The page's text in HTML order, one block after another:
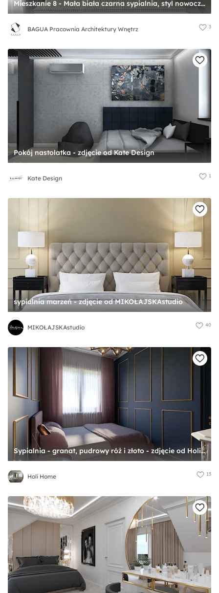
Mieszkanie 8 - Mała biała czarna sypialnia, styl nowoczesny - zdjęcie od BAGUA Pracownia Architektury Wnętrz
BAGUA Pracownia Architektury Wnętrz 3
Pokój nastolatka - zdjęcie od Kate Design
Kate Design 1
sypialnia marzeń - zdjęcie od MIKOŁAJSKAstudio
MIKOŁAJSKAstudio 40
Sypialnia - granat, pudrowy róż i złoto - zdjęcie od Holi Home
Holi Home 13